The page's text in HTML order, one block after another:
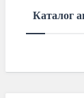
Каталог